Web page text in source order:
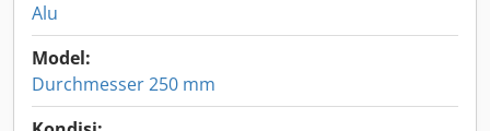
Alu
Model:
Durchmesser 250 mm